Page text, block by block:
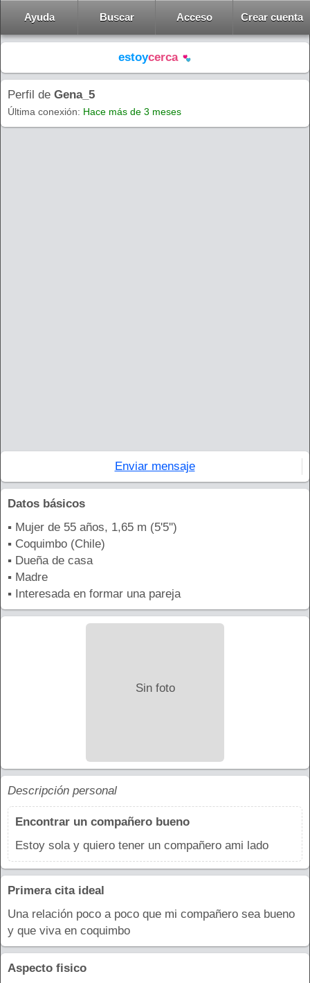
Ayuda Buscar Acceso Crear cuenta
estoycerca
Perfil de Gena_5
Última conexión: Hace más de 3 meses
Enviar mensaje
Datos básicos
▪ Mujer de 55 años, 1,65 m (5'5'')
▪ Coquimbo (Chile)
▪ Dueña de casa
▪ Madre
▪ Interesada en formar una pareja
Sin foto
Descripción personal
Encontrar un compañero bueno
Estoy sola y quiero tener un compañero ami lado
Primera cita ideal
Una relación poco a poco que mi compañero sea bueno
y que viva en coquimbo
Aspecto fisico